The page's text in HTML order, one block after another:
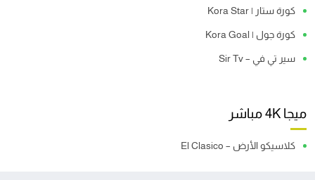
كورة ستار | Kora Star
كورة جول | Kora Goal
سير تي في – Sir Tv
ميجا 4K مباشر
كلاسيكو الأرض – El Clasico